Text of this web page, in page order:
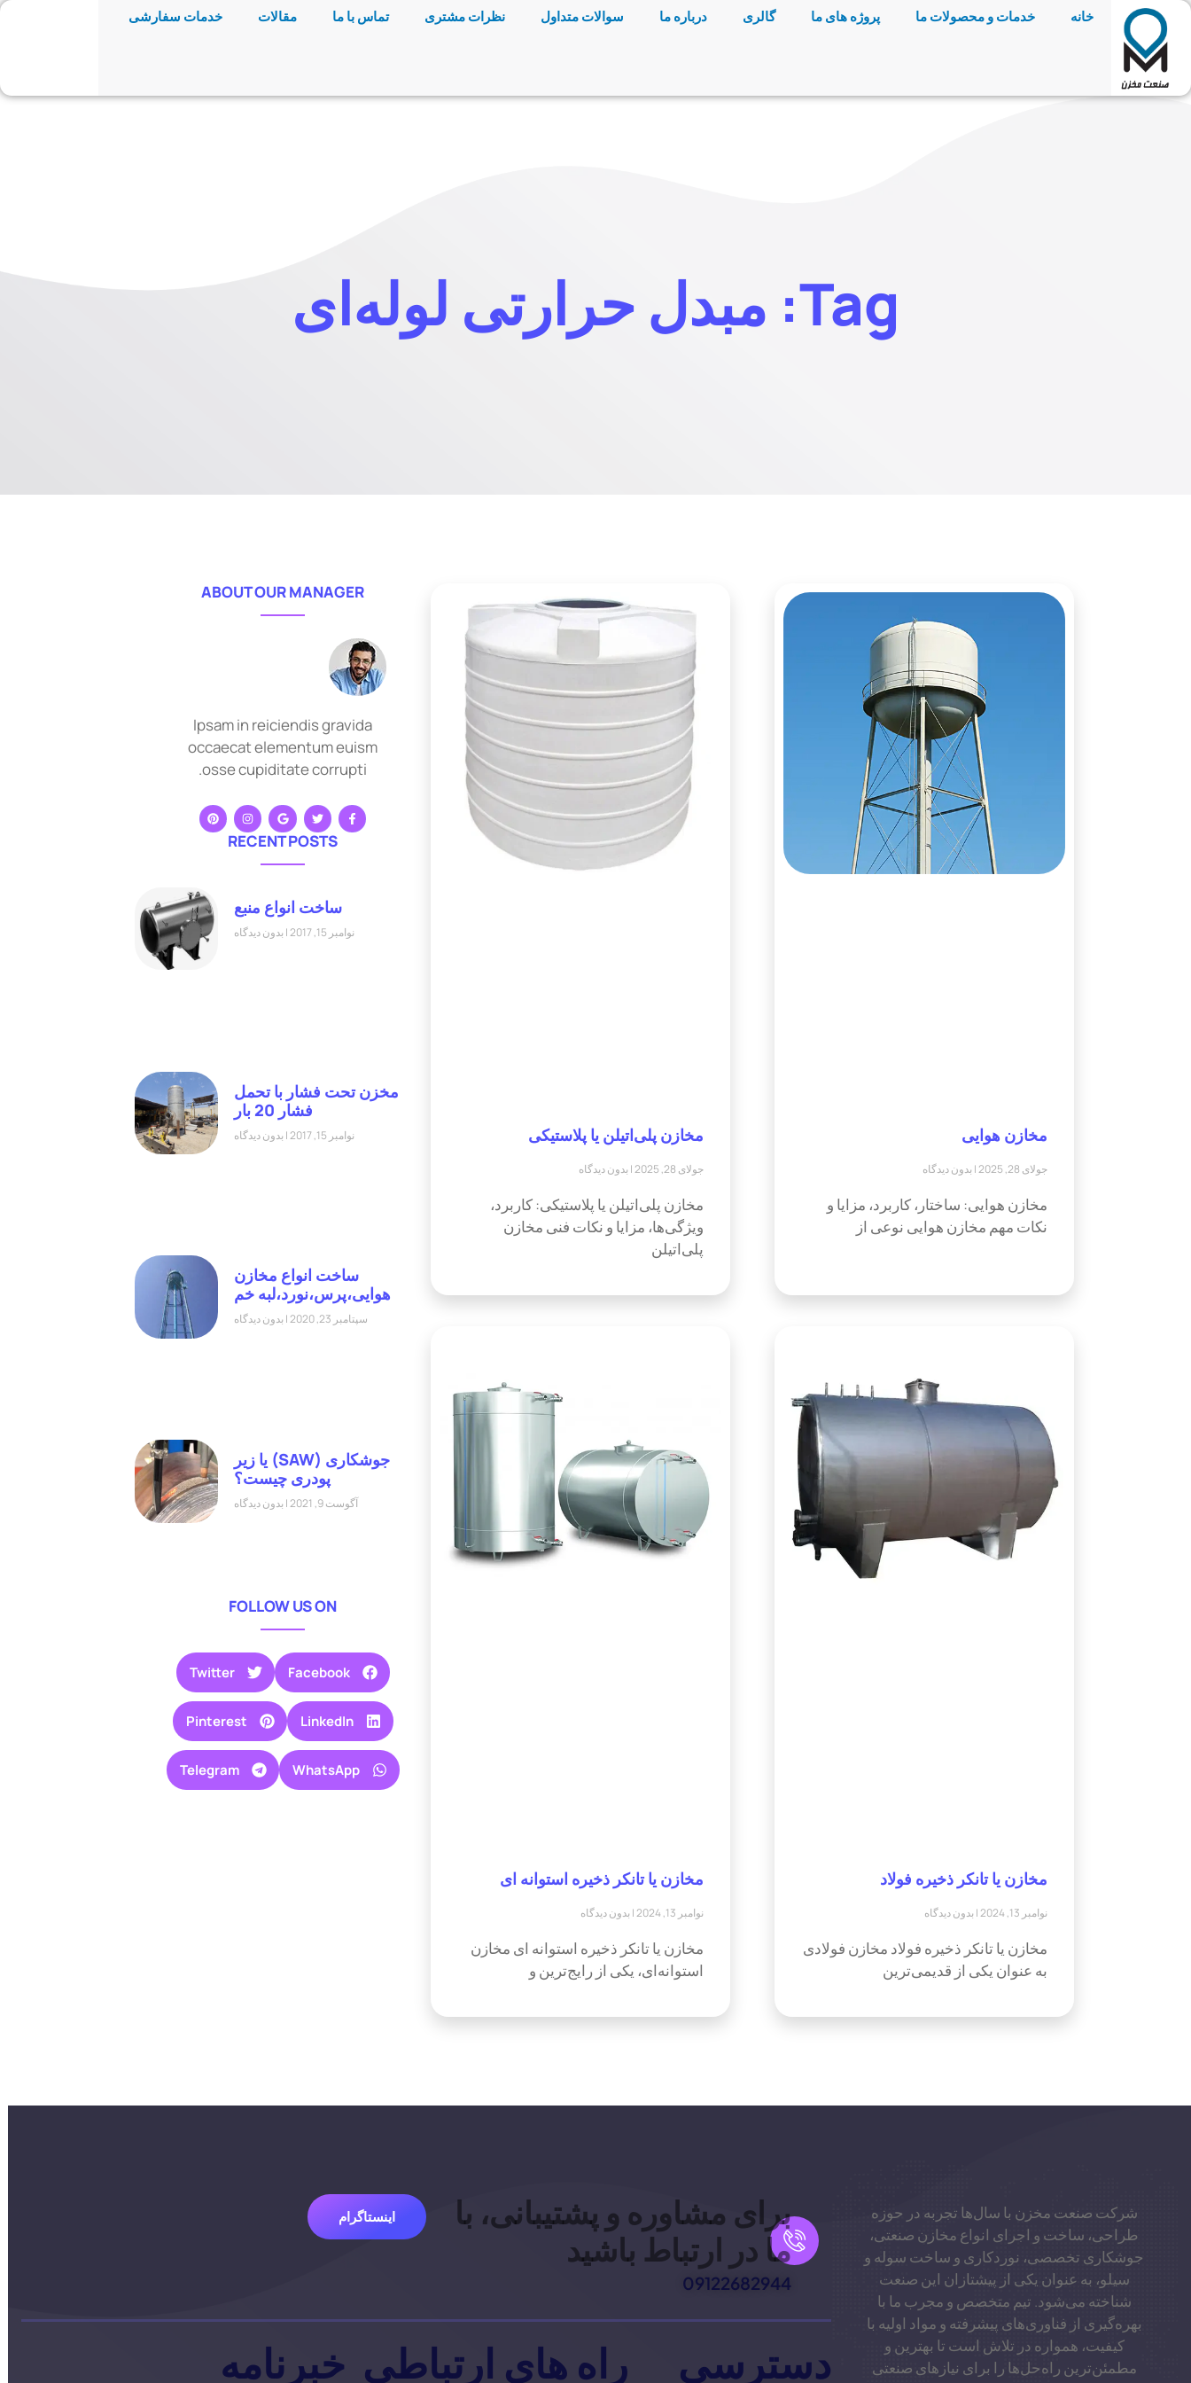
خانه خدمات و محصولات ما پروژه های ما گالری درباره ما سوالات متداول نظرات مشتری تماس با ما مقالات خدمات سفارشی
Tag: مبدل حرارتی لوله‌ای
مخازن هوایی
جولای 28, 2025 بدون دیدگاه
مخازن هوایی: ساختار، کاربرد، مزایا و
نکات مهم مخازن هوایی نوعی از
مخازن پلی‌اتیلن یا پلاستیکی
جولای 28, 2025 بدون دیدگاه
مخازن پلی‌اتیلن یا پلاستیکی: کاربرد،
ویژگی‌ها، مزایا و نکات فنی مخازن
پلی‌اتیلن
مخازن یا تانکر ذخیره فولاد
نوامبر 13, 2024 بدون دیدگاه
مخازن یا تانکر ذخیره فولاد مخازن فولادی
به عنوان یکی از قدیمی‌ترین
مخازن یا تانکر ذخیره استوانه ای
نوامبر 13, 2024 بدون دیدگاه
مخازن یا تانکر ذخیره استوانه ای مخازن
استوانه‌ای، یکی از رایج‌ترین و
ABOUT OUR MANAGER
Ipsam in reiciendis gravida
occaecat elementum euism
osse cupiditate corrupti.
RECENT POSTS
ساخت انواع منبع
نوامبر 15, 2017 بدون دیدگاه
مخزن تحت فشار با تحمل
فشار 20 بار
نوامبر 15, 2017 بدون دیدگاه
ساخت انواع مخازن
هوایی،پرس،نورد،لبه خم
سپتامبر 23, 2020 بدون دیدگاه
جوشکاری (SAW) یا زیر
پودری چیست؟
آگوست 9, 2021 بدون دیدگاه
FOLLOW US ON
Facebook
Twitter
LinkedIn
Pinterest
WhatsApp
Telegram
شرکت صنعت مخزن با سال‌ها تجربه در حوزه
طراحی، ساخت و اجرای انواع مخازن صنعتی،
جوشکاری تخصصی، نوردکاری و ساخت سوله و
سیلو، به عنوان یکی از پیشتازان این صنعت
شناخته می‌شود. تیم متخصص و مجرب ما با
بهره‌گیری از فناوری‌های پیشرفته و مواد اولیه با
کیفیت، همواره در تلاش است تا بهترین و
مطمئن‌ترین راه‌حل‌ها را برای نیازهای صنعتی
برای مشاوره و پشتیبانی، با
ما در ارتباط باشید
09122682944
اینستاگرام
دسترسی راه های ارتباطی خبرنامه